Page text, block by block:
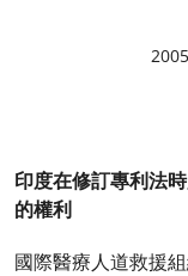
印度在修訂專利法
的權利
國際醫療人道救援